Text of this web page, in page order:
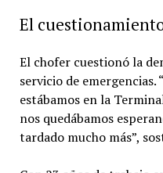
El
El chofer cuestionó la
servicio de emergencias.
estábamos en la
nos quedábamos
tardado mucho más”,